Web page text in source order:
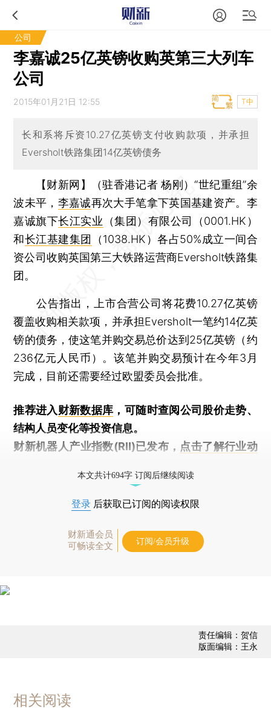
公司
李嘉诚25亿英镑收购英第三大列车
公司
2015年01月21日 12:55 T中
长和系将斥资10.27亿英镑支付收购款项，并承担
Eversholt铁路集团14亿英镑债务
【财新网】（驻香港记者 杨刚）“世纪重组”余
波未平， 李嘉诚再次大手笔拿下英国基建资产。李
嘉诚旗下长江实业 （集团）有限公司（0001.HK）
和长江基建集团
（1038.HK）各占50%成立一间合
资公司收购英国第三大铁路运营商Eversholt铁路集
团。
公告指出，上市合营公司将花费10.27亿英镑
覆盖收购相关款项，并承担Eversholt一笔约14亿英
镑的债务，使这笔并购交易总价达到25亿英镑（约
236亿元人民币）。该笔并购交易预计在今年3月
完成，目前还需要经过欧盟委员会批准。
推荐进入财新数据库 ，可随时查阅公司股价走势、
结构人员变化等投资信息。
财新机器人产业指数(RII)已发布， 点击了解行业动
本文共计694字 订阅后继续阅读
登录 后获取已订阅的阅读权限
财新通会员
可畅读全文
订阅/会员升级
责任编辑：贺信
版面编辑：王永
相关阅读